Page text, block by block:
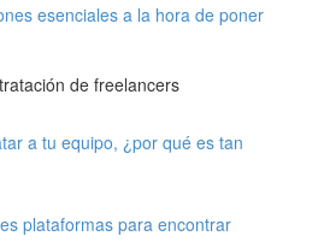
esenciales a la hora de poner
de freelancers
a tu equipo, ¿por qué es tan
plataformas para encontrar